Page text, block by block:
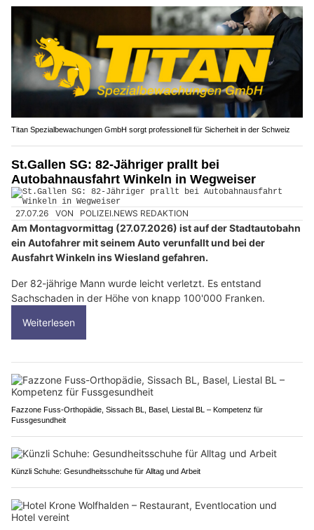
Titan Spezialbewachungen GmbH sorgt professionell für Sicherheit in der Schweiz
St.Gallen SG: 82-Jähriger prallt bei
Autobahnausfahrt Winkeln in Wegweiser
27.07.26 VON POLIZEI.NEWS REDAKTION
Am Montagvormittag (27.07.2026) ist auf der Stadtautobahn
ein Autofahrer mit seinem Auto verunfallt und bei der
Ausfahrt Winkeln ins Wiesland gefahren.
Der 82-jährige Mann wurde leicht verletzt. Es entstand
Sachschaden in der Höhe von knapp 100'000 Franken.
Weiterlesen
Fazzone Fuss-Orthopädie, Sissach BL, Basel, Liestal BL – Kompetenz für
Fussgesundheit
Künzli Schuhe: Gesundheitsschuhe für Alltag und Arbeit